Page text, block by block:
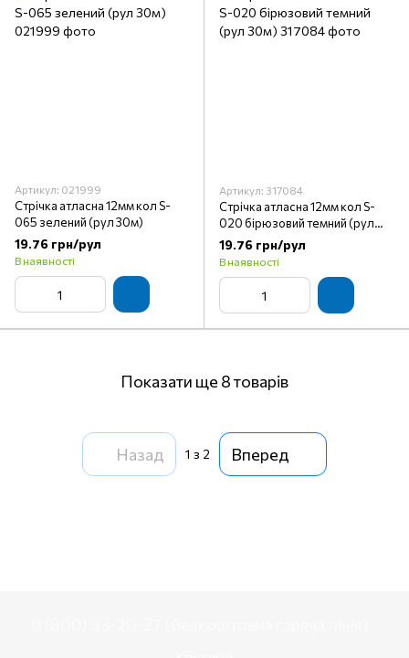
Артикул: 021999
Стрічка атласна 12мм кол S-
065 зелений (рул 30м)
19.76 грн/рул
В наявності
Артикул: 317084
Стрічка атласна 12мм кол S-
020 бірюзовий темний (рул
30м)
19.76 грн/рул
В наявності
Показати ще 8 товарів
Назад 1 з 2 Вперед